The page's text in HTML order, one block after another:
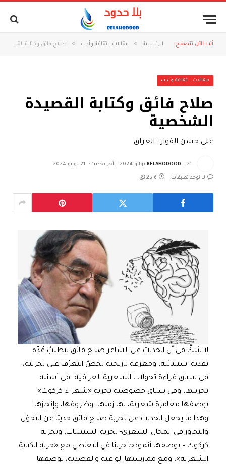
أنت الآن تتصفح: الرئيسية » مقالات.. ثقافة وأدب » صلاح فائق وكتابة القصيدة الشخصية
مقالات.. ثقافة وأدب
صلاح فائق وكتابة القصيدة
الشخصية
علي حسن الفواز - العراق
BELAHODOOD 21 يوليو 2024 آخر تحديث: 21 يوليو 2024
لا توجد تعليقات 6 دقائق
لا شكَّ في أن الحديث عن الشاعر صلاح فائق يتطلبُ عُدّة
نقدية استثنائية، ومعرفة تاريخية تخصّ التعرّف على تجربته،
في سياق قراءة تحولات الشعرية العراقية، في أسئلة
تجريبها، وفي سياق خصوصية تجربة «شعراء كركوك»
بوصفها مغامرة شعرية، لها زمنها، وظروفها، وإنجازها،
وهذا ما يجعل الحديث عن تجربة صلاح فائق حديثا عن التحوّل
والتجاوز في المجال الشعري- تجربة الستينيات، وتجربة
كركوك – بوصفها أنموذجا جريئا في التعاطي مع «حرية الكتابة
الشعرية»، ومع ممارستها الواعية والقصدية، بوصفها